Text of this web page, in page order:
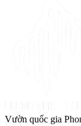
Vườn quốc gia